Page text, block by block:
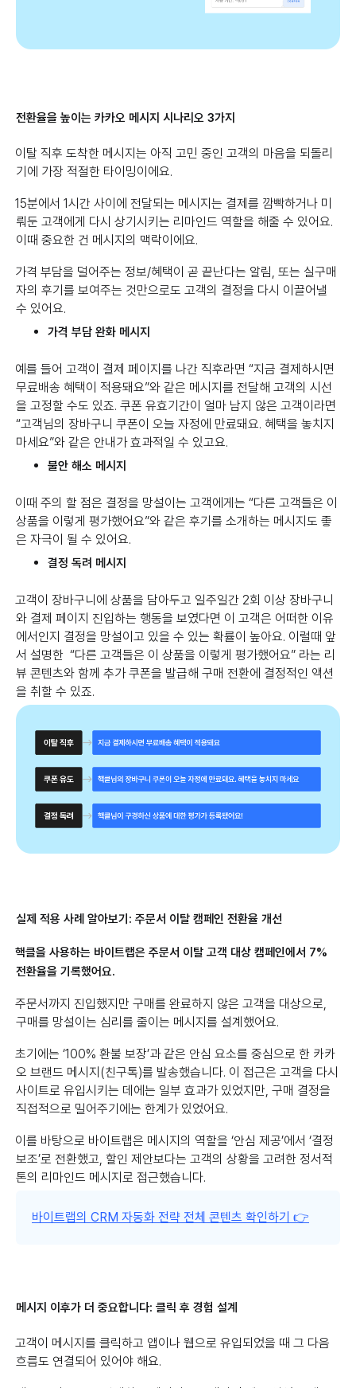
전환율을 높이는 카카오 메시지 시나리오 3가지
이탈 직후 도착한 메시지는 아직 고민 중인 고객의 마음을 되돌리
기에 가장 적절한 타이밍이에요.
15분에서 1시간 사이에 전달되는 메시지는 결제를 깜빡하거나 미
뤄둔 고객에게 다시 상기시키는 리마인드 역할을 해줄 수 있어요.
이때 중요한 건 메시지의 맥락이에요.
가격 부담을 덜어주는 정보/혜택이 곧 끝난다는 알림, 또는 실구매
자의 후기를 보여주는 것만으로도 고객의 결정을 다시 이끌어낼
수 있어요.
가격 부담 완화 메시지
예를 들어 고객이 결제 페이지를 나간 직후라면 “지금 결제하시면
무료배송 혜택이 적용돼요”와 같은 메시지를 전달해 고객의 시선
을 고정할 수도 있죠. 쿠폰 유효기간이 얼마 남지 않은 고객이라면
“고객님의 장바구니 쿠폰이 오늘 자정에 만료돼요. 혜택을 놓치지
마세요”와 같은 안내가 효과적일 수 있고요.
불안 해소 메시지
이때 주의 할 점은 결정을 망설이는 고객에게는 “다른 고객들은 이
상품을 이렇게 평가했어요”와 같은 후기를 소개하는 메시지도 좋
은 자극이 될 수 있어요.
결정 독려 메시지
고객이 장바구니에 상품을 담아두고 일주일간 2회 이상 장바구니
와 결제 페이지 진입하는 행동을 보였다면 이 고객은 어떠한 이유
에서인지 결정을 망설이고 있을 수 있는 확률이 높아요. 이럴때 앞
서 설명한 “다른 고객들은 이 상품을 이렇게 평가했어요” 라는 리
뷰 콘텐츠와 함께 추가 쿠폰을 발급해 구매 전환에 결정적인 액션
을 취할 수 있죠.
실제 적용 사례 알아보기: 주문서 이탈 캠페인 전환율 개선
핵클을 사용하는 바이트랩은 주문서 이탈 고객 대상 캠페인에서 7%
전환율을 기록했어요.
주문서까지 진입했지만 구매를 완료하지 않은 고객을 대상으로,
구매를 망설이는 심리를 줄이는 메시지를 설계했어요.
초기에는 ‘100% 환불 보장’과 같은 안심 요소를 중심으로 한 카카
오 브랜드 메시지(친구톡)를 발송했습니다. 이 접근은 고객을 다시
사이트로 유입시키는 데에는 일부 효과가 있었지만, 구매 결정을
직접적으로 밀어주기에는 한계가 있었어요.
이를 바탕으로 바이트랩은 메시지의 역할을 ‘안심 제공’에서 ‘결정
보조’로 전환했고, 할인 제안보다는 고객의 상황을 고려한 정서적
톤의 리마인드 메시지로 접근했습니다.
바이트랩의 CRM 자동화 전략 전체 콘텐츠 확인하기 👉
메시지 이후가 더 중요합니다: 클릭 후 경험 설계
고객이 메시지를 클릭하고 앱이나 웹으로 유입되었을 때 그 다음
흐름도 연결되어 있어야 해요.